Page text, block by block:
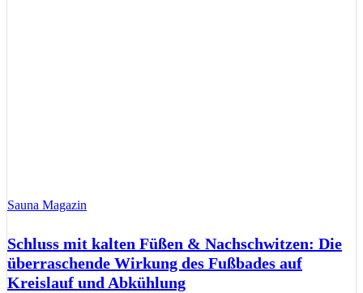
Sauna Magazin
Schluss mit kalten Füßen & Nachschwitzen: Die
überraschende Wirkung des Fußbades auf
Kreislauf und Abkühlung